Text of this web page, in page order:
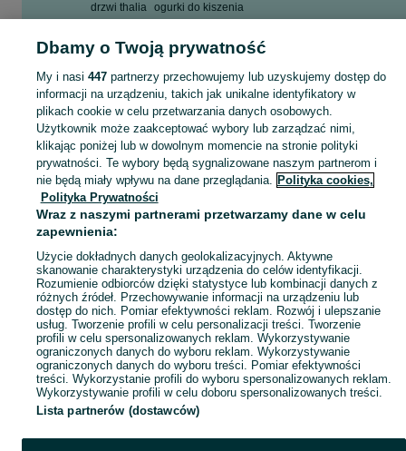
drzwi thalia ogurki do kiszenia
oddam za darmo
Zobacz Więcej
Skorzystaj z największego serwisu ogłoszeniowego - Polanka Wielka i okolice! Kupuj to, czego pragniesz i sprzedawaj to, czego już nie potrzebujesz! Zobacz
Mapa kategorii
Mapa miejscowości
Mapa ministron
Popularne wyszukiwania
Dbamy o Twoją prywatność
My i nasi 447partnerzy przechowujemy lub uzyskujemy dostęp do
informacji na urządzeniu, takich jak unikalne identyfikatory w
plikach cookie w celu przetwarzania danych osobowych.
Użytkownik może zaakceptować wybory lub zarządzać nimi,
klikając poniżej lub w dowolnym momencie na stronie polityki
prywatności. Te wybory będą sygnalizowane naszym partnerom i
nie będą miały wpływu na dane przeglądania. Polityka cookies,
Polityka Prywatności
Wraz z naszymi partnerami przetwarzamy dane w celu
zapewnienia:
Użycie dokładnych danych geolokalizacyjnych. Aktywne
skanowanie charakterystyki urządzenia do celów identyfikacji.
Rozumienie odbiorców dzięki statystyce lub kombinacji danych z
różnych źródeł. Przechowywanie informacji na urządzeniu lub
dostęp do nich. Pomiar efektywności reklam. Rozwój i ulepszanie
usług. Tworzenie profili w celu personalizacji treści. Tworzenie
profili w celu spersonalizowanych reklam. Wykorzystywanie
ograniczonych danych do wyboru reklam. Wykorzystywanie
ograniczonych danych do wyboru treści. Pomiar efektywności
treści. Wykorzystanie profili do wyboru spersonalizowanych reklam.
Wykorzystywanie profili w celu doboru spersonalizowanych treści.
Lista partnerów (dostawców)